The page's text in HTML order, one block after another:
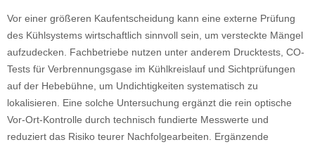
Vor einer größeren Kaufentscheidung kann eine externe Prüfung
des Kühlsystems wirtschaftlich sinnvoll sein, um versteckte Mängel
aufzudecken. Fachbetriebe nutzen unter anderem Drucktests, CO-
Tests für Verbrennungsgase im Kühlkreislauf und Sichtprüfungen
auf der Hebebühne, um Undichtigkeiten systematisch zu
lokalisieren. Eine solche Untersuchung ergänzt die rein optische
Vor-Ort-Kontrolle durch technisch fundierte Messwerte und
reduziert das Risiko teurer Nachfolgearbeiten. Ergänzende